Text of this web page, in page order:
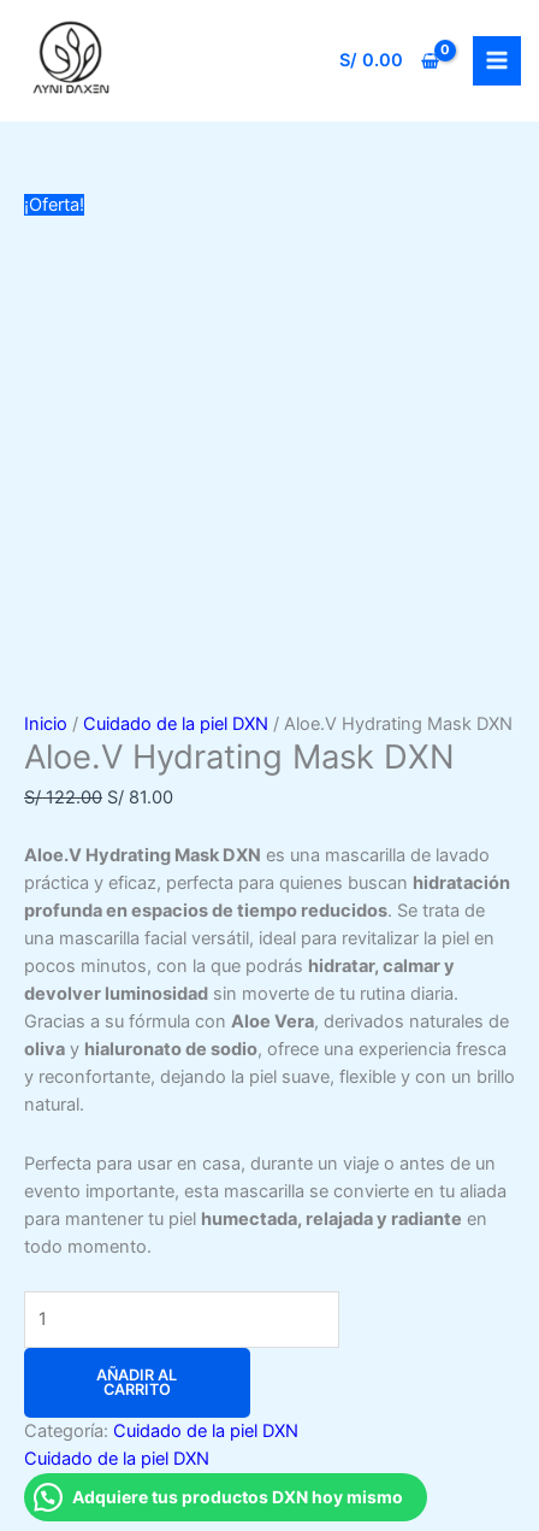
contenido
S/0.00
¡Oferta!
Inicio / Cuidado de la piel DXN / Aloe.V Hydrating Mask DXN
Aloe.V Hydrating Mask DXN
S/122.00 El
original
era:
S/ 122.00.
S/ 81.00El
actual
es:
S/ 81.00.
Aloe.V Hydrating Mask DXN es una mascarilla de lavado
práctica y eficaz, perfecta para quienes buscan hidratación
profunda en espacios de tiempo reducidos. Se trata de
una mascarilla facial versátil, ideal para revitalizar la piel en
pocos minutos, con la que podrás hidratar, calmar y
devolver luminosidad sin moverte de tu rutina diaria.
Gracias a su fórmula con Aloe Vera, derivados naturales de
oliva y hialuronato de sodio, ofrece una experiencia fresca
y reconfortante, dejando la piel suave, flexible y con un brillo
natural.
Perfecta para usar en casa, durante un viaje o antes de un
evento importante, esta mascarilla se convierte en tu aliada
para mantener tu piel humectada, relajada y radiante en
todo momento.
Hydrating
Mask
cantidad
AÑADIR AL
CARRITO
Categoría: Cuidado de la piel DXN
Cuidado de la piel DXN
Adquiere tus productos DXN hoy mismo
DXN
cantidad